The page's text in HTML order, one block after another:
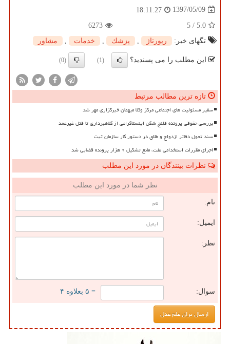
1397/05/09
18:11:27
5.0
/
5
6273
تگهای خبر:
رپورتاژ , پزشك , خدمات , مشاور
این مطلب را می پسندید؟ (1)
(0)
تازه ترین مطالب مرتبط
سفیر مسئولیت های اجتماعی مرکز وکلا میهمان خبرگزاری مهر شد
بررسی حقوقی پرونده قلنج شکن اینستاگرامی از کلاهبرداری تا قتل غیرعمد
سند تحول دفاتر ازدواج و طلاق در دستور کار سازمان ثبت
اجرای مقررات استخدامی نفت، مانع تشکیل ۹ هزار پرونده قضایی شد
نظرات بینندگان در مورد این مطلب
نظر شما در مورد این مطلب
نام:
ایمیل:
نظر:
سوال: = ۵ بعلاوه ۴